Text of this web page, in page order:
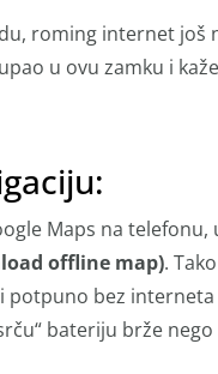
roming internet još
u ovu zamku i
Maps na telefonu,
offline map).
potpuno bez
bateriju brže